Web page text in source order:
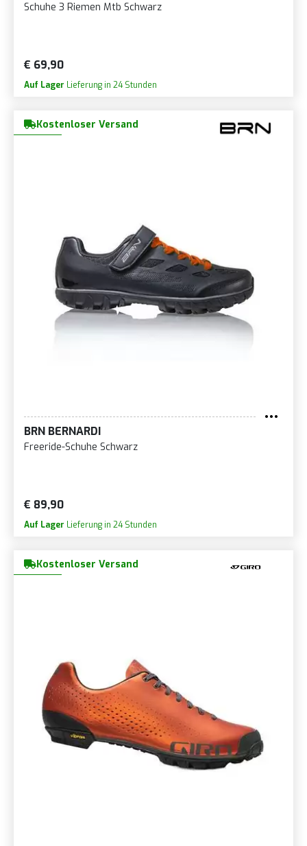
Schuhe 3 Riemen Mtb Schwarz
€ 69,90
Auf Lager Lieferung in 24 Stunden
Kostenloser Versand
BRN BERNARDI
Freeride-Schuhe Schwarz
€ 89,90
Auf Lager Lieferung in 24 Stunden
Kostenloser Versand